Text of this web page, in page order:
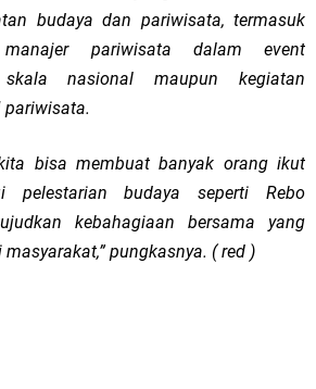
budaya dan pariwisata, termasuk
pariwisata dalam event
nasional maupun kegiatan
pariwisata.
bisa membuat banyak orang ikut
pelestarian budaya seperti Rebo
kebahagiaan bersama yang
pungkasnya. ( red )